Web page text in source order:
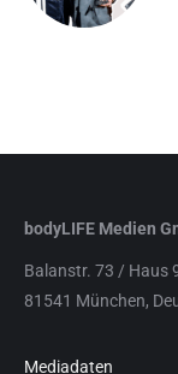
bodyLIFE Medien
Balanstr. 73 / Haus
81541 München,
Mediadaten